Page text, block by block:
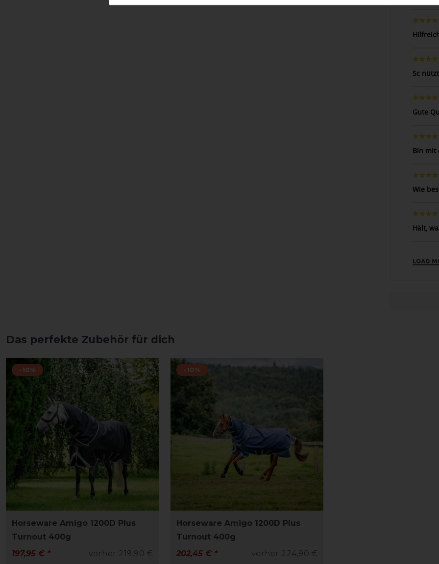
Sc
Gute
Bin mit
Wie
Hält,
LOAD
Das perfekte Zubehör für dich
-10%
Horseware Amigo 1200D Plus
Turnout 400g
vorher 219,90 €
197,95 € *
-10%
Horseware Amigo 1200D Plus
Turnout 400g
vorher 224,90 €
202,45 € *